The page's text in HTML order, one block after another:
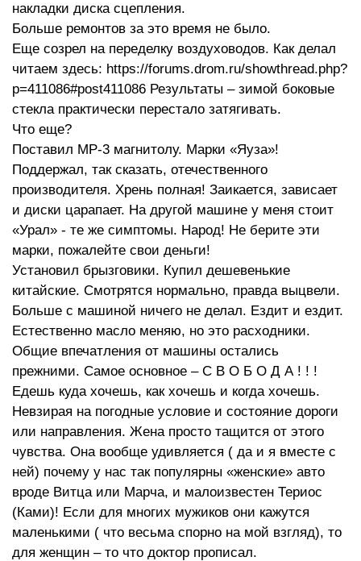
накладки диска сцепления.
Больше ремонтов за это время не было.
Еще созрел на переделку воздуховодов. Как делал
читаем здесь: https://forums.drom.ru/showthread.php?
p=411086#post411086 Результаты – зимой боковые
стекла практически перестало затягивать.
Что еще?
Поставил МР-3 магнитолу. Марки «Яуза»!
Поддержал, так сказать, отечественного
производителя. Хрень полная! Заикается, зависает
и диски царапает. На другой машине у меня стоит
«Урал» - те же симптомы. Народ! Не берите эти
марки, пожалейте свои деньги!
Установил брызговики. Купил дешевенькие
китайские. Смотрятся нормально, правда выцвели.
Больше с машиной ничего не делал. Ездит и ездит.
Естественно масло меняю, но это расходники.
Общие впечатления от машины остались
прежними. Самое основное – С В О Б О Д А ! ! !
Едешь куда хочешь, как хочешь и когда хочешь.
Невзирая на погодные условие и состояние дороги
или направления. Жена просто тащится от этого
чувства. Она вообще удивляется ( да и я вместе с
ней) почему у нас так популярны «женские» авто
вроде Витца или Марча, и малоизвестен Териос
(Ками)! Если для многих мужиков они кажутся
маленькими ( что весьма спорно на мой взгляд), то
для женщин – то что доктор прописал.